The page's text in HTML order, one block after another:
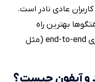
عادی نادر است.
بهترین راه
استفاده از اپلیکیشن‌های رمزنگاری end-to-end (مثل
و آیفون چیست؟